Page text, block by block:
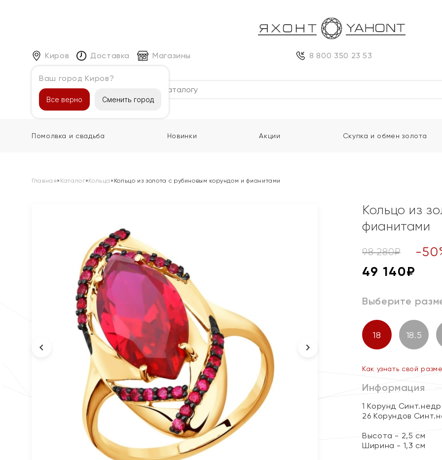
Киров
Ваш город Киров?
Все верно Сменить город
Доставка Магазины 8 800 350 23 53
Каталог
Помолвка и свадьба Новинки Акции Скупка и обмен золота
Главная» Каталог»Кольца » Кольцо из золота с рубиновым корундом и фианитами
Кольцо из
фианитами
98 280₽ -50
49 140₽
Выберите
18 18.5
Как узнать свой
Информация
1 Корунд
26 Корундов
Высота - 2,5 см
Ширина - 1,3 см